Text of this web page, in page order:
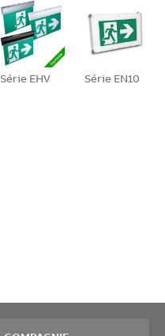
Série EHV Série EN10